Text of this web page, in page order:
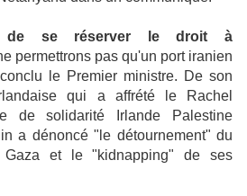
de se réserver le droit à
permettrons pas qu'un port iranien
le Premier ministre. De son
qui a affrété le Rachel
de solidarité Irlande Palestine
a dénoncé "le détournement" du
et le "kidnapping" de ses